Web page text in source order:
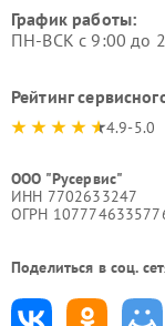
График работы:
ПН-ВСК с 9:00 до
Рейтинг
4.9-5.0
ООО "Русервис"
ИНН 7702633247
ОГРН
Поделиться в соц.